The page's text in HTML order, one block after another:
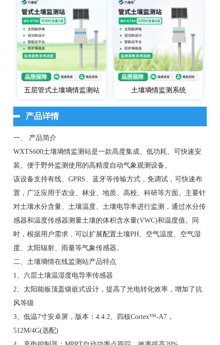
五层管式土壤墒情监测站 土壤墒情监测系统
产品详情
一、
产品简介
WXTS600土壤墒情监测站是一款高度集成、低功耗、可快速安
装、便于野外监测使用的高精度自动气象观测设备。
该设备支持有线、GPRS、蓝牙等传输方式，免调试，可快速布
置，广泛应用于农业、林业、地质、高校、科研等方面。主要针
对土壤水分含量、土壤温度、土壤电导率进行监测，通过水分传
感器和温度传感器测量土壤的体积含水量(VWC)和温度值。同
时，根据用户需求，可以扩展配置土壤PH、空气温度、空气湿
度、太阳辐射、雨量等气象传感器。
二、土壤墒情在线监测站产品特点
1、六层土壤温湿度电导率传感器
2、太阳能板顶盖镶嵌式设计，提高了光电转化效率，增加了抗
风等级
3、低温7寸安卓屏，版本：4.4.2、四核Cortex™-A7，
512M/4G(选配)